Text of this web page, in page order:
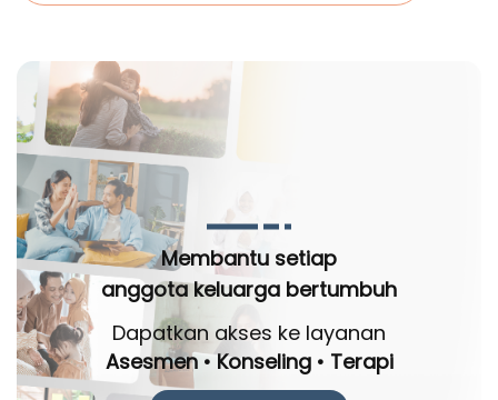
Membantu setiap
anggota keluarga bertumbuh
Dapatkan akses ke layanan
Asesmen • Konseling • Terapi